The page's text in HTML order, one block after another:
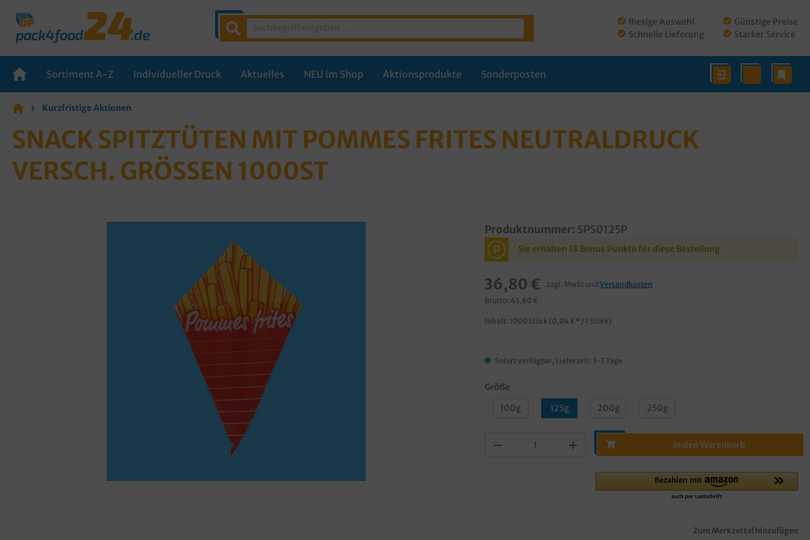
Riesige Auswahl
Schnelle Lieferung
Günstige Preise
Starker Service
Sortiment A-Z Individueller Druck Aktuelles NEU im Shop Aktionsprodukte Sonderposten
Kurzfristige Aktionen
SNACK SPITZTÜTEN MIT POMMES FRITES NEUTRALDRUCK
VERSCH. GRÖSSEN 1000ST
Produktnummer: SPS0125P
P Sie erhalten 18 Bonus Punkte für diese Bestellung
36,80 € zzgl. MwSt und Versandkosten
Brutto: 43,80 €
Inhalt: 1000 Stück (0,04 €* / 1 Stück)
Sofort verfügbar, Lieferzeit: 1-3 Tage
Größe
100g
125g 200g 250g
In den Warenkorb
Zum Merkzettel hinzufügen